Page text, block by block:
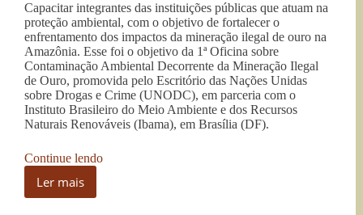
Capacitar integrantes das instituições públicas que atuam na
proteção ambiental, com o objetivo de fortalecer o
enfrentamento dos impactos da mineração ilegal de ouro na
Amazônia. Esse foi o objetivo da 1ª Oficina sobre
Contaminação Ambiental Decorrente da Mineração Ilegal
de Ouro, promovida pelo Escritório das Nações Unidas
sobre Drogas e Crime (UNODC), em parceria com o
Instituto Brasileiro do Meio Ambiente e dos Recursos
Naturais Renováveis (Ibama), em Brasília (DF).
Continue lendo“MPF
Ler mais
MPF